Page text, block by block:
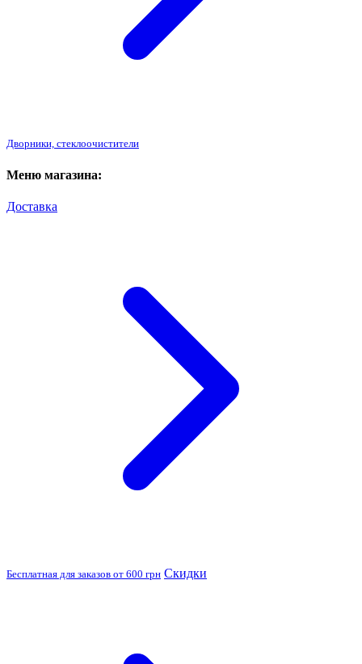
Дворники, стеклоочистители
Меню магазина:
Доставка
Бесплатная для заказов от 600 грн Скидки